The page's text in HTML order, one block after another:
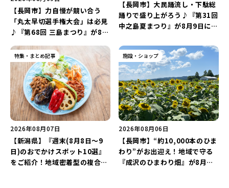
【長岡市】力自慢が競い合う
「丸太早切選手権大会」は必見
♪『第68回 三島まつり』が8月
ねライブショー」も楽しもう♪
【長岡市】大民踊流し・下駄総
踊りで盛り上がろう♪『第31回
中之島夏まつり』が8月9日に開
手”のシュート対決は必見♪
特集・まとめ記事
2026年08月07日
【新潟県】『週末(8月8日～9
日)のおでかけスポット10選』
をご紹介！地域密着型の複合施
施設・ショップ
2026年08月06日
【長岡市】“約10,000本のひま
わり”がお出迎え！地域で守る
『成沢のひまわり畑』が8月中